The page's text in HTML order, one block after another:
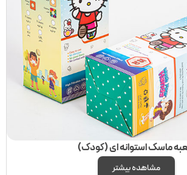
ماسک استوانه ای (کودک)
مشاهده بیشتر